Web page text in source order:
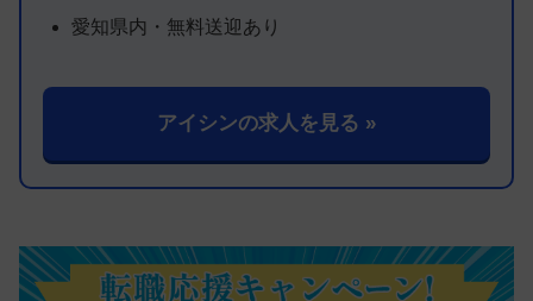
愛知県内・無料送迎あり
アイシンの求人を見る »